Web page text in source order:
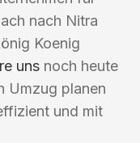
nach Nitra
Koenig
uns noch heute
Umzug planen
und mit